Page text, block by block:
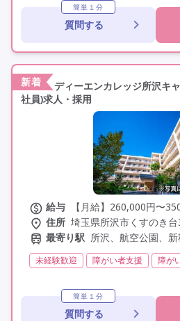
残業ほぼなし
常勤 オープン3
交通費支給
学歴不問
簡単１分
質問する
新着
ディーエンカレッジ所沢キ
社員)求人・採用
給与
【月給】260,000円〜
住所 埼玉県所沢市くすのき
最寄り駅 所沢、航空公園、
未経験歓迎 障がい者支援 障が
初任者
社会福祉士
無資格 日勤のみ
オープン3年以内
社会保険完備
簡単１分
質問する